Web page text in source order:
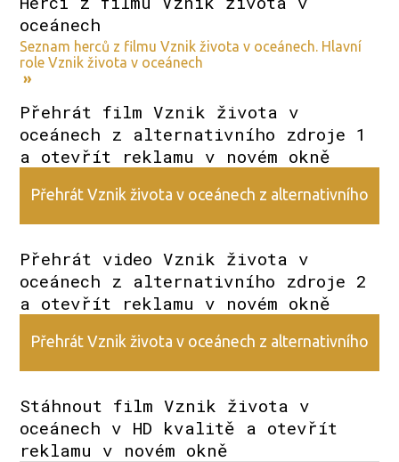
oceánech
Seznam herců z filmu Vznik života v oceánech. Hlavní
role Vznik života v oceánech
»
Přehrát film Vznik života v
oceánech z alternativního zdroje 1
a otevřít reklamu v novém okně
Přehrát Vznik života v oceánech z alternativního
Přehrát video Vznik života v
oceánech z alternativního zdroje 2
a otevřít reklamu v novém okně
Přehrát Vznik života v oceánech z alternativního
Stáhnout film Vznik života v
oceánech v HD kvalitě a otevřít
reklamu v novém okně